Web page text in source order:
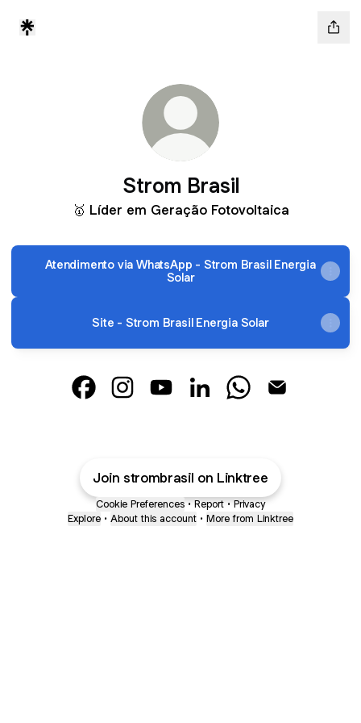
Strom Brasil
🥇 Líder em Geração Fotovoltaica
Atendimento via WhatsApp - Strom Brasil Energia
Solar
Site - Strom Brasil Energia Solar
Join strombrasil on Linktree
Cookie Preferences • Report • Privacy
Explore • About this account • More from Linktree